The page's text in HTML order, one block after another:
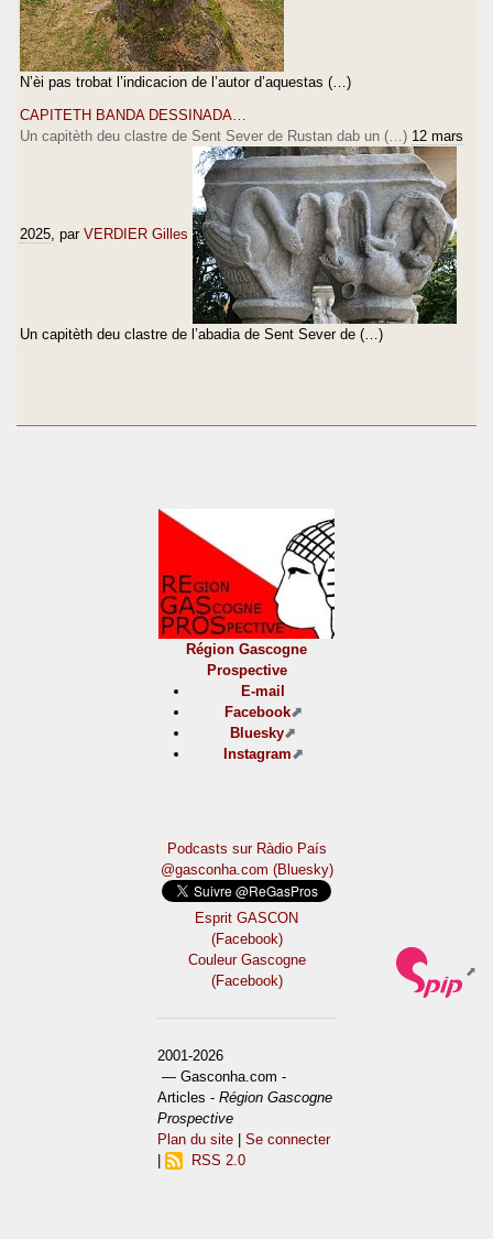
N’èi pas trobat l’indicacion de l’autor d’aquestas (…)
CAPITETH BANDA DESSINADA…
Un capitèth deu clastre de Sent Sever de Rustan dab un (…) 12 mars
2025 , par VERDIER Gilles
Un capitèth deu clastre de l’abadia de Sent Sever de (…)
Région Gascogne
Prospective
E-mail
Facebook
Bluesky
Instagram
Podcasts sur Ràdio País
@gasconha.com (Bluesky)
Esprit GASCON
(Facebook)
Couleur Gascogne
(Facebook)
2001-2026
— Gasconha.com -
Articles -Région Gascogne
Prospective
Plan du site |Se connecter
RSS 2.0